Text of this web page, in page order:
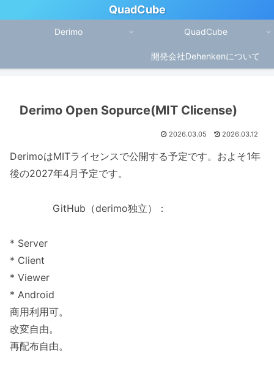
QuadCube
Derimo QuadCube
開発会社Dehenkenについて
Derimo Open Sopurce(MIT Clicense)
2026.03.05 2026.03.12
DerimoはMITライセンスで公開する予定です。およそ1年
後の2027年4月予定です。
GitHub（derimo独立）：
* Server
* Client
* Viewer
* Android
商用利用可。
改変自由。
再配布自由。